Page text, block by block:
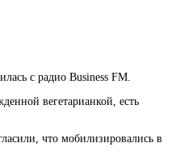
с радио Business FM.
вегетарианкой, есть
что мобилизировались в